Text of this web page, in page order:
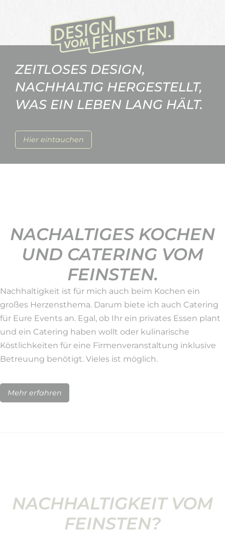
Hier eintauchen
ZEITLOSES DESIGN,
NACHHALTIG HERGESTELLT,
WAS EIN LEBEN LANG HÄLT.
NACHALTIGES KOCHEN
UND CATERING VOM
FEINSTEN.
Nachhaltigkeit ist für mich auch beim Kochen ein
großes Herzensthema. Darum biete ich auch Catering
für Eure Events an. Egal, ob Ihr ein privates Essen plant
und ein Catering haben wollt oder kulinarische
Köstlichkeiten für eine Firmenveranstaltung inklusive
Betreuung benötigt. Vieles ist möglich.
Mehr erfahren
NACHHALTIGKEIT VOM
FEINSTEN?